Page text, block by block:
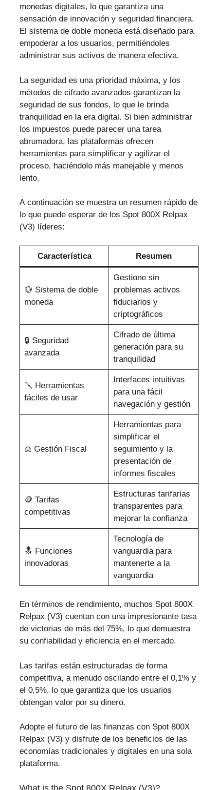
monedas digitales, lo que garantiza una
sensación de innovación y seguridad financiera.
El sistema de doble moneda está diseñado para
empoderar a los usuarios, permitiéndoles
administrar sus activos de manera efectiva.
La seguridad es una prioridad máxima, y los
métodos de cifrado avanzados garantizan la
seguridad de sus fondos, lo que le brinda
tranquilidad en la era digital. Si bien administrar
los impuestos puede parecer una tarea
abrumadora, las plataformas ofrecen
herramientas para simplificar y agilizar el
proceso, haciéndolo más manejable y menos
lento.
A continuación se muestra un resumen rápido de
lo que puede esperar de los Spot 800X Relpax
(V3) líderes:
Característica Resumen
💱 Sistema de doble
moneda
Gestione sin
problemas activos
fiduciarios y
criptográficos
🔒 Seguridad
avanzada
Cifrado de última
generación para su
tranquilidad
🪛 Herramientas
fáciles de usar
Interfaces intuitivas
para una fácil
navegación y gestión ️
⚖️ Gestión Fiscal
Herramientas para
simplificar el
seguimiento y la
presentación de
informes fiscales
🪙 Tarifas
competitivas
Estructuras tarifarias
transparentes para
mejorar la confianza
🔝 Funciones
innovadoras
Tecnología de
vanguardia para
mantenerte a la
vanguardia
En términos de rendimiento, muchos Spot 800X
Relpax (V3) cuentan con una impresionante tasa
de victorias de más del 75%, lo que demuestra
su confiabilidad y eficiencia en el mercado.
Las tarifas están estructuradas de forma
competitiva, a menudo oscilando entre el 0,1% y
el 0,5%, lo que garantiza que los usuarios
obtengan valor por su dinero.
Adopte el futuro de las finanzas con Spot 800X
Relpax (V3) y disfrute de los beneficios de las
economías tradicionales y digitales en una sola
plataforma.
What is the Spot 800X Relpax (V3)?